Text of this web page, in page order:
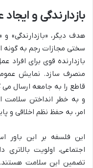
بازدارندگی و
هدف دیگر،
سختی مجازات رجم به
بازدارنده قوی برای افراد
منصرف سازد. نمایش
قاطع را به جامعه ارسال
و به خطر انداختن سلامت
امر، به حفظ نظم اخلاقی و
این فلسفه بر این باور
اجتماعی، اولویت
تضمین این سلامت هستند.